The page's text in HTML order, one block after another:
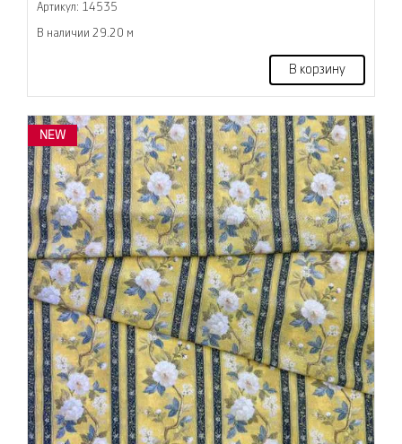
Артикул: 14535
В наличии 29.20 м
В корзину
NEW